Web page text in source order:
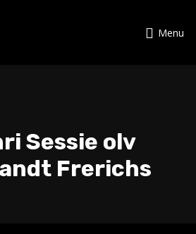
Menu
Sessie olv
Frerichs